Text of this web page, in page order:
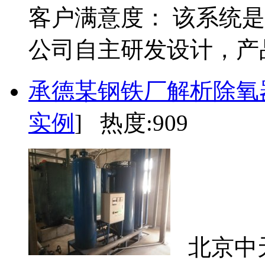
客户满意度： 该系统
公司自主研发设计，产
承德某钢铁厂解析除
实例 ] 热度:909
北京中